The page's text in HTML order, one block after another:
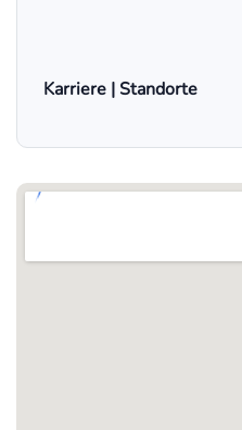
Karriere | Standorte